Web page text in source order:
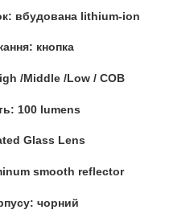
вбудована lithium-ion
кнопка
/Middle /Low / COB
100 lumens
Glass Lens
smooth reflector
чорний